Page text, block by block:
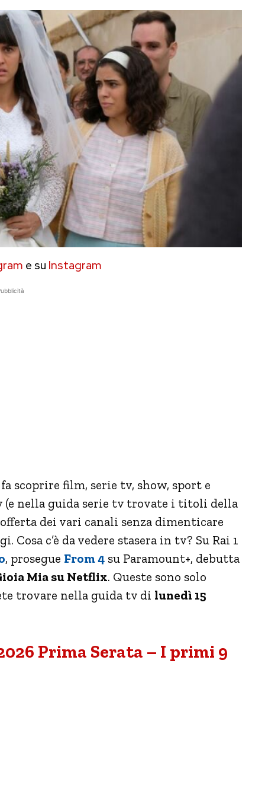
e su Instagram
scoprire film, serie tv, show, sport e
(e nella guida serie tv trovate i titoli della
dei vari canali senza dimenticare
c’è da vedere stasera in tv? Su Rai 1
, prosegue From 4 su Paramount+, debutta
Mia su Netflix. Queste sono solo
trovare nella guida tv di lunedì 15
Prima Serata – I primi 9